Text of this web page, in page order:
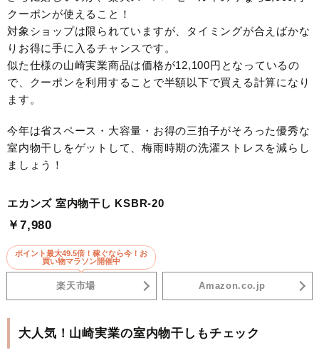
クーポンが使えること！
対象ショップは限られていますが、タイミングが合えばかな
りお得に手に入るチャンスです。
似た仕様の山崎実業商品は価格が12,100円となっているの
で、クーポンを利用することで半額以下で買える計算になり
ます。
今年は省スペース・大容量・お得の三拍子がそろった優秀な
室内物干しをゲットして、梅雨時期の洗濯ストレスを減らし
ましょう！
エカンズ 室内物干し KSBR-20
￥7,980
ポイント最大49.5倍！稼ぐなら今！お
買い物マラソン開催中
楽天市場 Amazon.co.jp
大人気！山崎実業の室内物干しもチェック